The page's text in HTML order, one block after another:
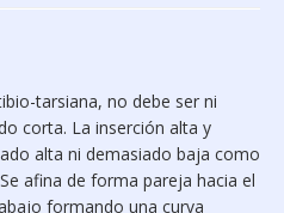
tarsiana, no debe ser ni
corta. La inserción alta y
alta ni demasiado baja como
afina de forma pareja hacia el
formando una curva